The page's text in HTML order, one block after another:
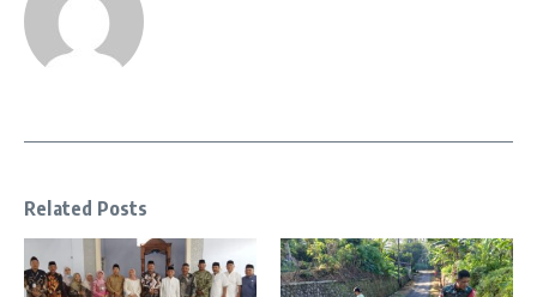
Related Posts